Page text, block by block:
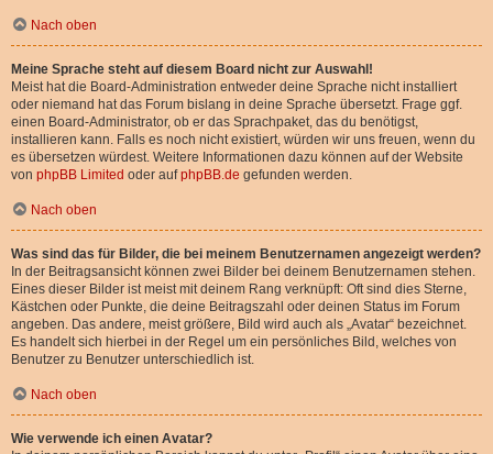
Nach oben
Meine Sprache steht auf diesem Board nicht zur Auswahl!
Meist hat die Board-Administration entweder deine Sprache nicht installiert
oder niemand hat das Forum bislang in deine Sprache übersetzt. Frage ggf.
einen Board-Administrator, ob er das Sprachpaket, das du benötigst,
installieren kann. Falls es noch nicht existiert, würden wir uns freuen, wenn du
es übersetzen würdest. Weitere Informationen dazu können auf der Website
von phpBB Limited oder aufphpBB.de gefunden werden.
Nach oben
Was sind das für Bilder, die bei meinem Benutzernamen angezeigt werden?
In der Beitragsansicht können zwei Bilder bei deinem Benutzernamen stehen.
Eines dieser Bilder ist meist mit deinem Rang verknüpft: Oft sind dies Sterne,
Kästchen oder Punkte, die deine Beitragszahl oder deinen Status im Forum
angeben. Das andere, meist größere, Bild wird auch als „Avatar“ bezeichnet.
Es handelt sich hierbei in der Regel um ein persönliches Bild, welches von
Benutzer zu Benutzer unterschiedlich ist.
Nach oben
Wie verwende ich einen Avatar?